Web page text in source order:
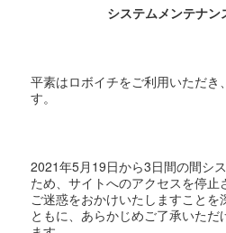
システムメンテナン
平素はロボイチをご利用いただき
す。
2021年5月19日から3日間の間シ
ため、サイトへのアクセスを停止
ご迷惑をおかけいたしますことを
ともに、あらかじめご了承いた